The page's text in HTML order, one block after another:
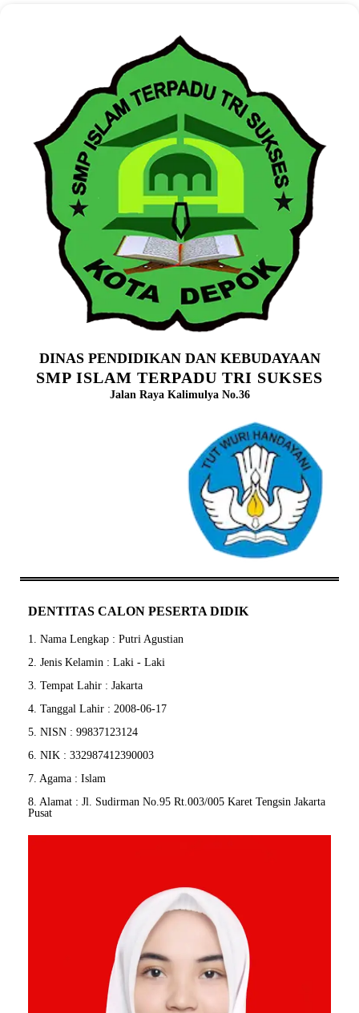
DINAS PENDIDIKAN DAN KEBUDAYAAN
SMP ISLAM TERPADU TRI SUKSES
Jalan Raya Kalimulya No.36
DENTITAS CALON PESERTA DIDIK
1. Nama Lengkap : Putri Agustian
2. Jenis Kelamin : Laki - Laki
3. Tempat Lahir : Jakarta
4. Tanggal Lahir : 2008-06-17
5. NISN : 99837123124
6. NIK : 332987412390003
7. Agama : Islam
8. Alamat : Jl. Sudirman No.95 Rt.003/005 Karet Tengsin Jakarta
Pusat